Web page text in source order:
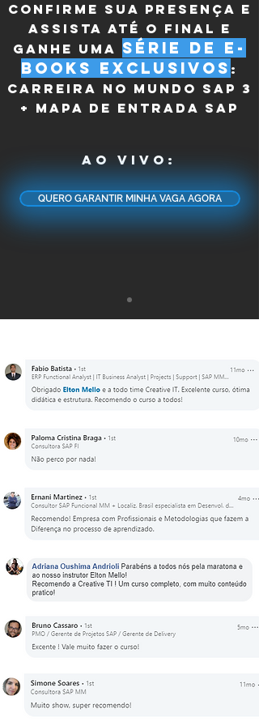
CONFIRME SUA PRESENÇA E
ASSISTA ATÉ O FINAL E
GANHE UMA SÉRIE DE E-
BOOKS EXCLUSIVOS :
CARREIRA NO MUNDO SAP 3
+ mapa de entrada sap
ao vivo:
QUERO GARANTIR MINHA VAGA AGORA